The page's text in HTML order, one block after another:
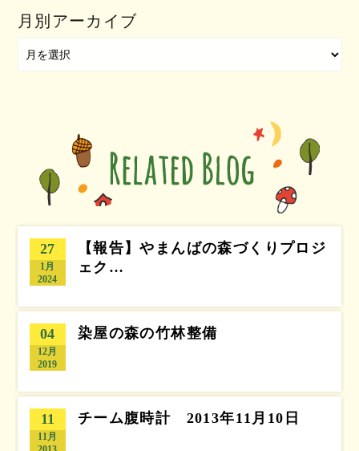
月別アーカイブ
27
1月
2024
【報告】やまんばの森づくりプロジ
ェク…
04
12月
2019
染屋の森の竹林整備
11
11月
チーム腹時計 2013年11月10日